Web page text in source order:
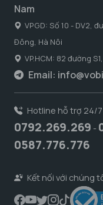
Nam
VPGD: Số 10 - DV2,
Đông, Hà Nôi
VP.HCM: 82 đường
Email:
Hotline hỗ trợ 24/7
0792.269.269 -
0587.776.776
Kết nối với chúng